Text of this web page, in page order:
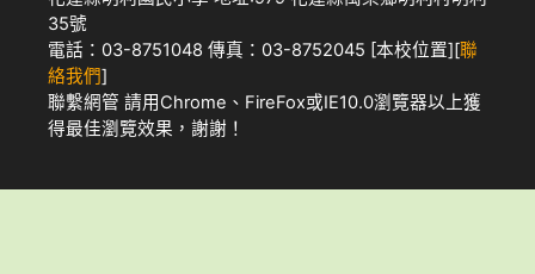
35號
電話：03-8751048 傳真：03-8752045 [本校位置][聯
絡我們]
聯繫網管 請用 Chrome 、 FireFox或IE10.0瀏覽器以上獲
得最佳瀏覽效果，謝謝！